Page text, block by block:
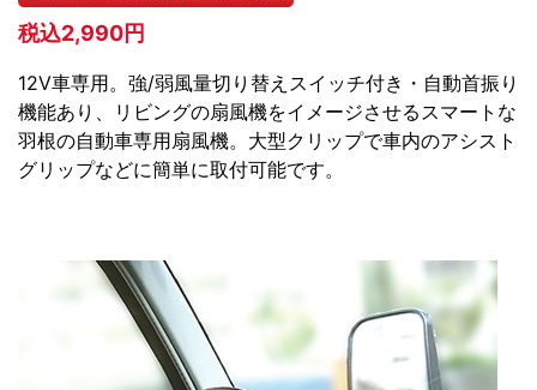
税込2,990円
12V車専用。強/弱風量切り替えスイッチ付き・自動首振り
機能あり、リビングの扇風機をイメージさせるスマートな
羽根の自動車専用扇風機。大型クリップで車内のアシスト
グリップなどに簡単に取付可能です。